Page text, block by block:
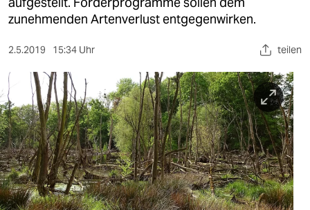
gesellschaft
sport
berlin
nord
wahrheit
verlag
zunehmenden Artenverlust entgegenwirken.
2.5.2019 15:34 Uhr teilen